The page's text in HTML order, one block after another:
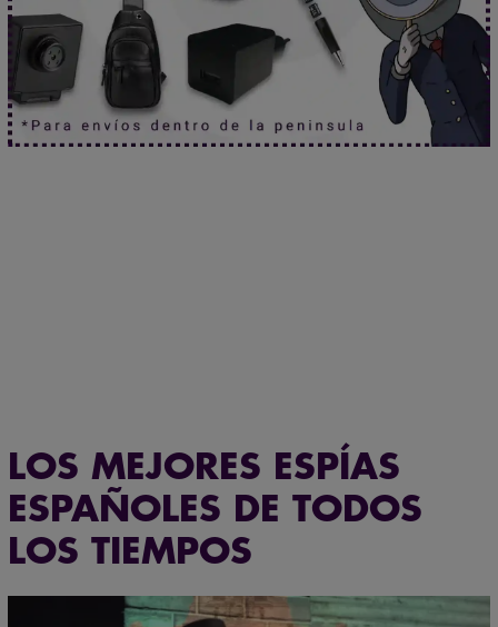
LOS MEJORES ESPÍAS
ESPAÑOLES DE TODOS
LOS TIEMPOS
¿Necesitas asesoramiento especializado?
Habla ahoracon nuestros expertos.
Asistencia postventa garantizada de por vida